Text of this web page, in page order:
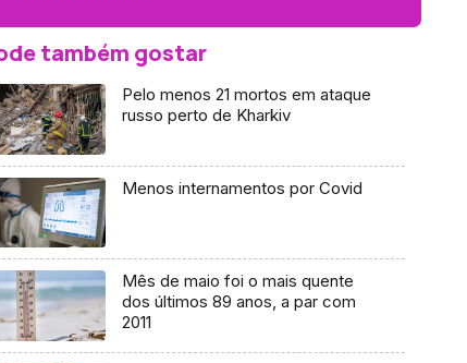
também gostar
Pelo menos 21 mortos em ataque
russo perto de Kharkiv
Menos internamentos por Covid
Mês de maio foi o mais quente
dos últimos 89 anos, a par com
2011